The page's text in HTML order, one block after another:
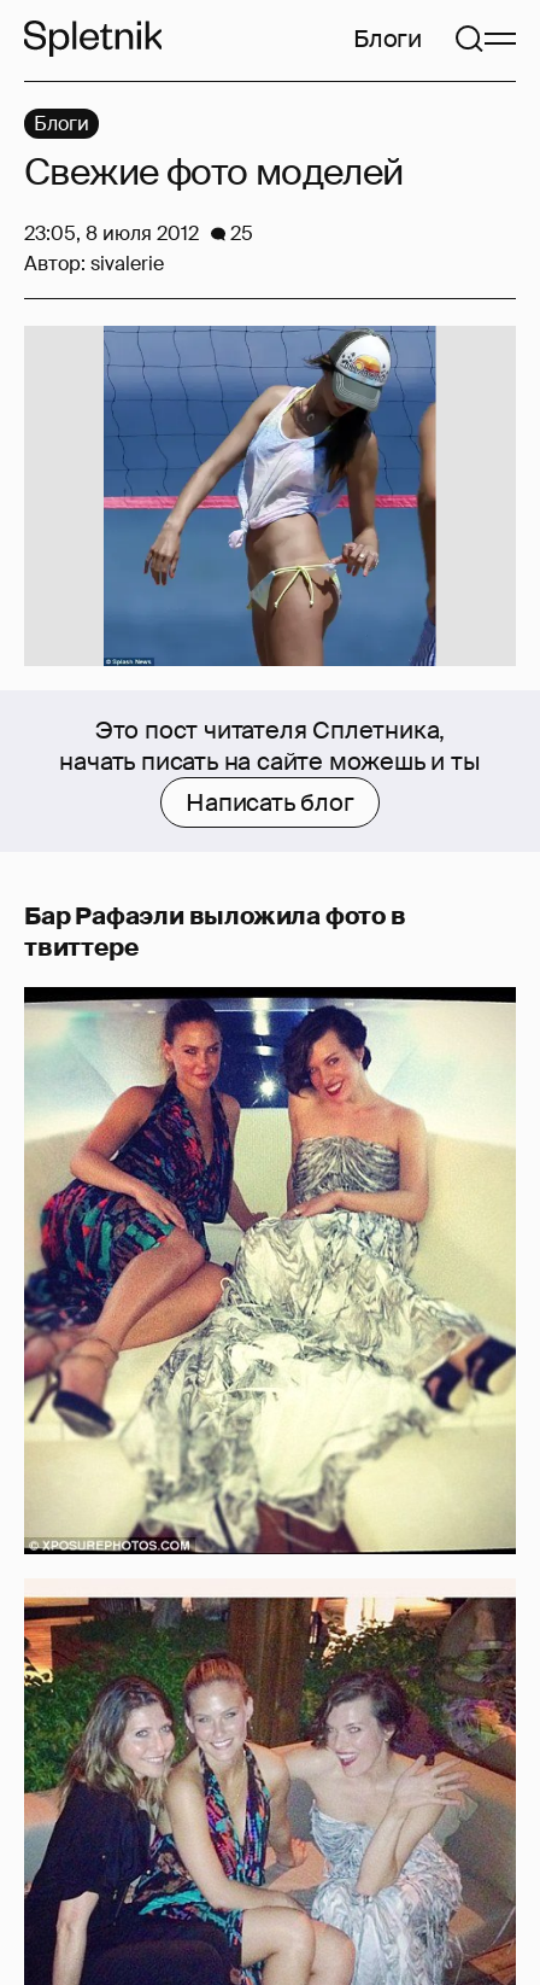
Блоги
Это пост читателя Сплетника,
начать писать на сайте можешь и ты
Написать блог
Бар Рафаэли выложила фото в
твиттере
Блоги
Свежие фото моделей
23:05, 8 июля 2012
25
Автор: sivalerie